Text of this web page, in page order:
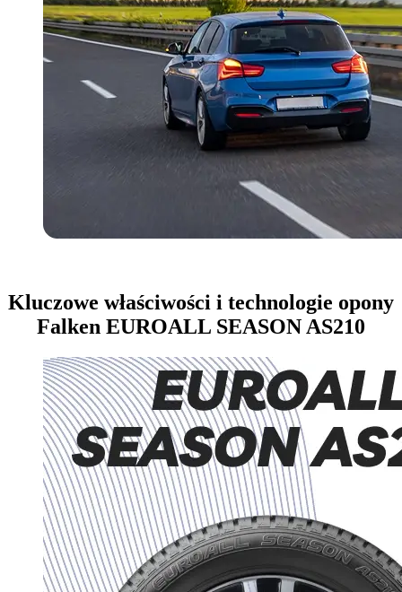
Kluczowe właściwości i technologie opony
Falken EUROALL SEASON AS210